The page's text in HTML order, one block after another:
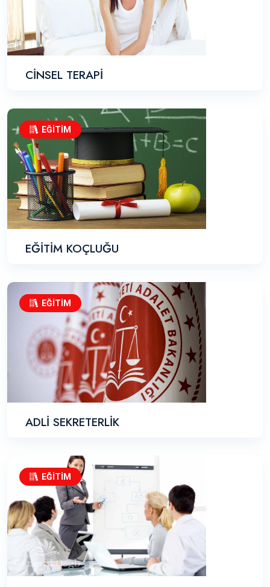
CİNSEL TERAPİ
EĞİTİM
EĞİTİM KOÇLUĞU
EĞİTİM
ADLİ SEKRETERLİK
EĞİTİM